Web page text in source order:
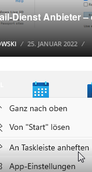
Dienst Anbieter –
25. JANUAR 2022